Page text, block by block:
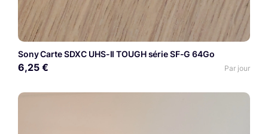
Sony Carte SDXC UHS-II TOUGH série SF-G 64Go
6,25 € Par jour